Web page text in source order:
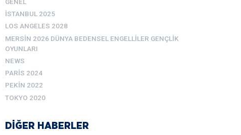
İSTANBUL 2025
LOS ANGELES 2028
MERSIN 2026 DÜNYA BEDENSEL ENGELLILER GENÇLIK
OYUNLARI
NEWS
PARIS 2024
PEKIN 2022
TOKYO 2020
DİĞER HABERLER